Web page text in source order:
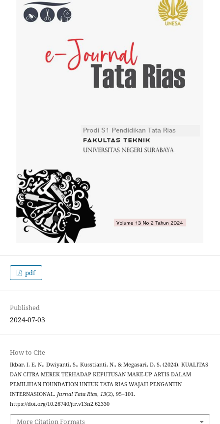
pdf
Published
2024-07-03
How to Cite
Ikbar, I. E. N., Dwiyanti, S., Kusstianti, N., & Megasari, D. S. (2024). KUALITAS
DAN CITRA MEREK TERHADAP KEPUTUSAN MAKE-UP ARTIS DALAM
PEMILIHAN FOUNDATION UNTUK TATA RIAS WAJAH PENGANTIN
INTERNASIONAL. Jurnal Tata Rias, 13(2), 95–101.
https://doi.org/10.26740/jtr.v13n2.62330
More Citation Formats